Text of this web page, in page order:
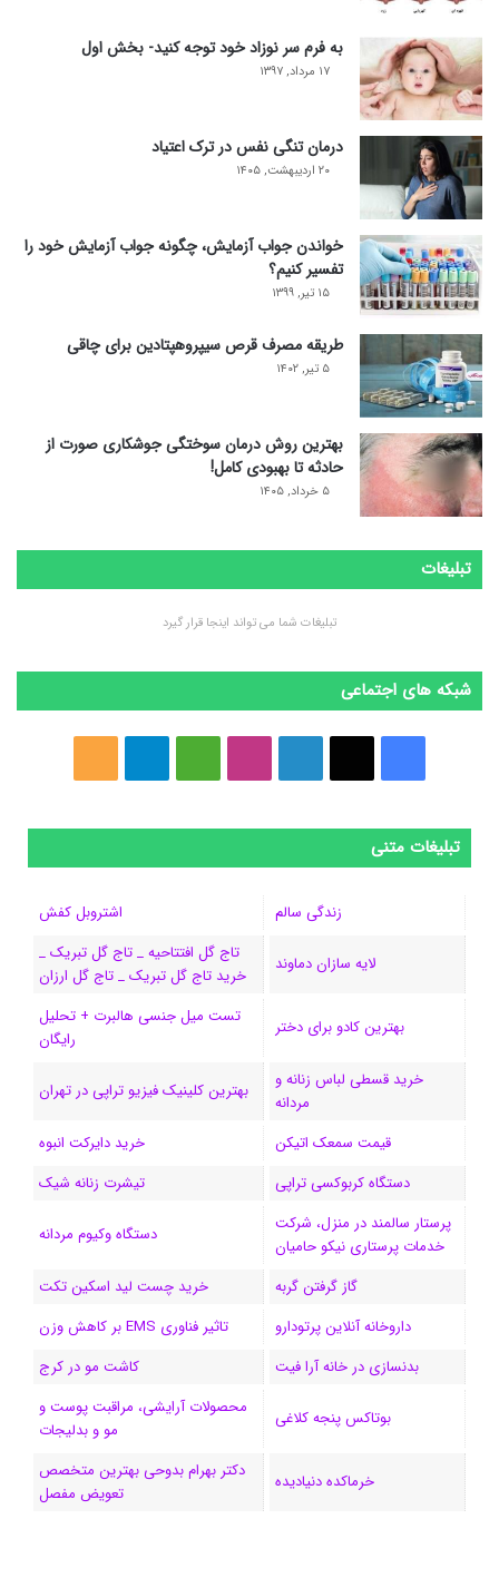
به فرم سر نوزاد خود توجه کنید- بخش اول
۱۷ مرداد, ۱۳۹۷
درمان تنگی نفس در ترک اعتیاد
۲۰ اردیبهشت, ۱۴۰۵
خواندن جواب آزمایش، چگونه جواب آزمایش خود را
تفسیر کنیم؟
۱۵ تیر, ۱۳۹۹
طریقه مصرف قرص سیپروهپتادین برای چاقی
۵ تیر, ۱۴۰۲
بهترین روش درمان سوختگی جوشکاری صورت از
حادثه تا بهبودی کامل!
۵ خرداد, ۱۴۰۵
تبلیغات
تبلیغات شما می تواند اینجا قرار گیرد
شبکه های اجتماعی
س
ا
ی
ن
ا
گ
m
م
تبلیغات متنی
زندگی سالم اشتروبل کفش
لایه سازان دماوند
تاج گل افتتاحیه _ تاج گل تبریک _
خرید تاج گل تبریک _ تاج گل ارزان
بهترین کادو برای دختر
تست میل جنسی هالبرت + تحلیل
رایگان
خرید قسطی لباس زنانه و
مردانه
بهترین کلینیک فیزیو تراپی در تهران
قیمت سمعک اتیکن
خرید دایرکت انبوه
دستگاه کربوکسی تراپی
تیشرت زنانه شیک
پرستار سالمند در منزل، شرکت
خدمات پرستاری نیکو حامیان
دستگاه وکیوم مردانه
گاز گرفتن گربه
خرید چست لید اسکین تکت
داروخانه آنلاین پرتودارو
تاثیر فناوری EMS بر کاهش وزن
بدنسازی در خانه آرا فیت
کاشت مو در کرج
بوتاکس پنجه کلاغی
محصولات آرایشی، مراقبت پوست و
مو و بدلیجات
خرماکده دنیادیده
دکتر بهرام بدوحی بهترین متخصص
تعویض مفصل